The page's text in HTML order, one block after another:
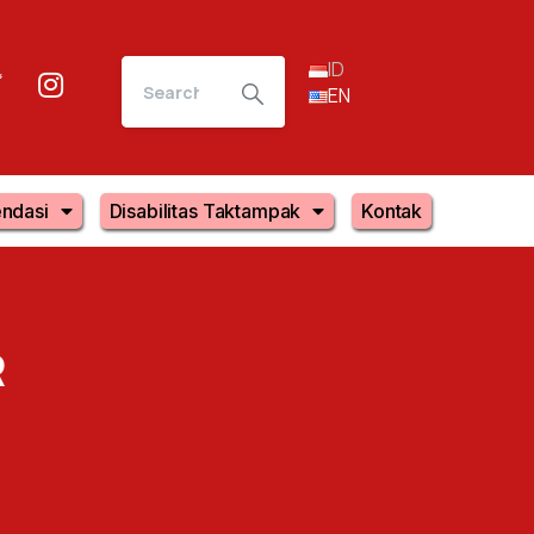
ID
EN
Disabilitas Taktampak Kontak